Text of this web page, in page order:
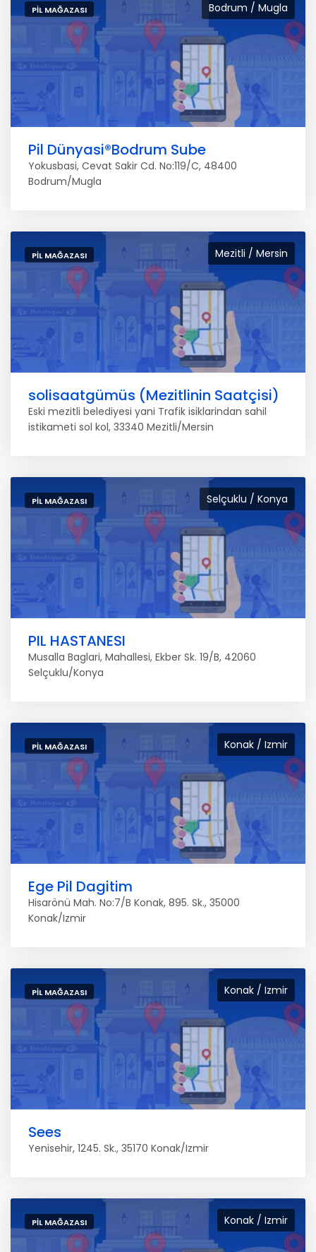
Bodrum / Mugla
PIL MAĞAZASI
Pil Dünyasi®Bodrum Sube
Yokusbasi, Cevat Sakir Cd. No:119/C, 48400
Bodrum/Mugla
Mezitli / Mersin
PIL MAĞAZASI
solisaatgümüs (Mezitlinin Saatçisi)
Eski mezitli belediyesi yani Trafik isiklarindan sahil
istikameti sol kol, 33340 Mezitli/Mersin
Selçuklu / Konya
PIL MAĞAZASI
PIL HASTANESI
Musalla Baglari, Mahallesi, Ekber Sk. 19/B, 42060
Selçuklu/Konya
Konak / Izmir
PIL MAĞAZASI
Ege Pil Dagitim
Hisarönü Mah. No:7/B Konak, 895. Sk., 35000
Konak/Izmir
Konak / Izmir
PIL MAĞAZASI
Sees
Yenisehir, 1245. Sk., 35170 Konak/Izmir
Konak / Izmir
PIL MAĞAZASI